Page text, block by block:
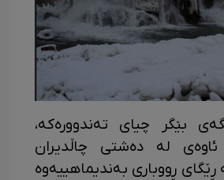
بێگر چیای تەندوورەکە،
لە دەشتی چاڵدیران
ڕێگای ڕووباری بەندیماهییەوە